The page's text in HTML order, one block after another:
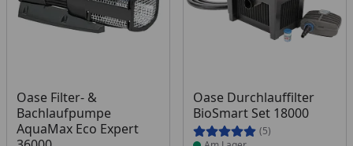
Oase Filter- &
Bachlaufpumpe
AquaMax Eco Expert
Produkt am Lager
Oase Durchlauffilter
BioSmart Set 18000
(5)
Produkt am Lager